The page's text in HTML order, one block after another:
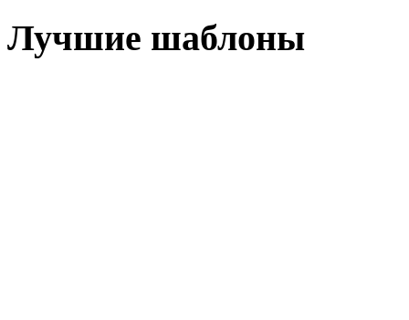
Лучшие шаблоны